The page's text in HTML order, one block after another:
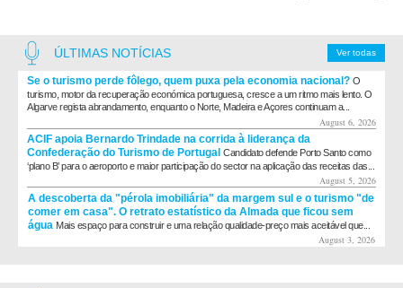
Ver todas
ÚLTIMAS NOTÍCIAS
Se o turismo perde fôlego, quem puxa pela economia nacional? O
turismo, motor da recuperação económica portuguesa, cresce a um ritmo mais lento. O
Algarve regista abrandamento, enquanto o Norte, Madeira e Açores continuam a...
August 6, 2026
ACIF apoia Bernardo Trindade na corrida à liderança da
Confederação do Turismo de Portugal Candidato defende Porto Santo como
‘plano B’ para o aeroporto e maior participação do sector na aplicação das receitas das...
August 5, 2026
A descoberta da "pérola imobiliária" da margem sul e o turismo "de
comer em casa". O retrato estatístico da Almada que ficou sem
água Mais espaço para construir e uma relação qualidade-preço mais aceitável que...
August 3, 2026